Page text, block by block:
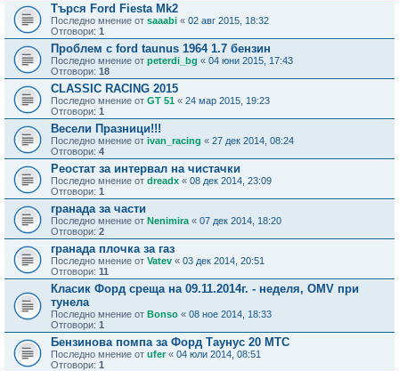
Търся Ford Fiesta Mk2
Последно мнение от saaabi « 02 авг 2015, 18:32
Отговори: 1
Проблем с ford taunus 1964 1.7 бензин
Последно мнение от peterdi_bg « 04 юни 2015, 17:43
Отговори: 18
CLASSIC RACING 2015
Последно мнение от GT 51 « 24 мар 2015, 19:23
Отговори: 1
Весели Празници!!!
Последно мнение от ivan_racing « 27 дек 2014, 08:24
Отговори: 4
Реостат за интервал на чистачки
Последно мнение от dreadx « 08 дек 2014, 23:09
Отговори: 1
гранада за части
Последно мнение от Nenimira « 07 дек 2014, 18:20
Отговори: 2
гранада плочка за газ
Последно мнение от Vatev « 03 дек 2014, 20:51
Отговори: 11
Класик Форд среща на 09.11.2014г. - неделя, OMV при
тунела
Последно мнение от Bonso « 08 ное 2014, 18:33
Отговори: 1
Бензинова помпа за Форд Таунус 20 МТС
Последно мнение от ufer« 04 юли 2014, 08:51
Отговори: 1